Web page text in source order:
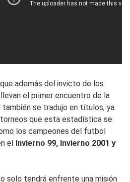
además del invicto de los
el primer encuentro de la
se tradujo en títulos, ya
que esta estadística se
los campeones del futbol
el Invierno 99, Invierno 2001 y
solo tendrá enfrente una misión